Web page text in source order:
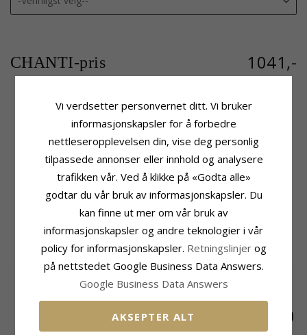
CHANTI-pris 1041,-
Produktinformasjon
Scrouples
Engel
Anheng Med Halskjede
Edelmetall: Sølv
Overflate:Blank
Størrelse
Høyde:20,5 mm
Bredde:
18,5 mm
Leveringstid
MEST POPULÆRE PRODUKTER I
KATEGORIEN
Vi verdsetter personvernet ditt. Vi bruker
informasjonskapsler for å forbedre
nettleseropplevelsen din, vise deg personlig
tilpassede annonser eller innhold og analysere
trafikken vår. Ved å klikke på «Godta alle»
godtar du vår bruk av informasjonskapsler. Du
kan finne ut mer om vår bruk av
informasjonskapsler og andre teknologier i vår
policy for informasjonskapsler. Retningslinjer og
på nettstedet Google Business Data Answers.
Google Business Data Answers
AKSEPTER ALT